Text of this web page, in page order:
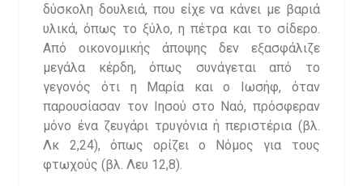
δύσκολη δουλειά, που είχε να κάνει με βαριά
υλικά, όπως το ξύλο, η πέτρα και το σίδερο.
Από οικονομικής άποψης δεν εξασφάλιζε
μεγάλα κέρδη, όπως συνάγεται από το
γεγονός ότι η Μαρία και ο Ιωσήφ, όταν
παρουσίασαν τον Ιησού στο Ναό, πρόσφεραν
μόνο ένα ζευγάρι τρυγόνια ή περιστέρια (βλ.
Λκ 2,24), όπως ορίζει ο Νόμος για τους
φτωχούς (βλ. Λευ 12,8).